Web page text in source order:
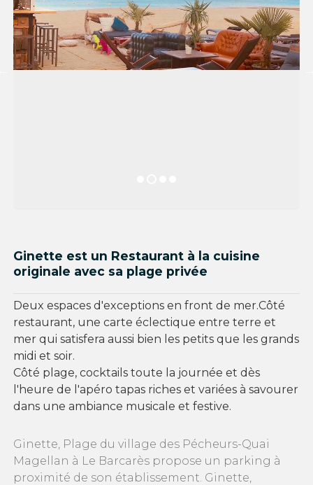
Ginette est un Restaurant à la cuisine
originale avec sa plage privée
Deux espaces d'exceptions en front de mer.Côté
restaurant, une carte éclectique entre terre et
mer qui satisfera aussi bien les petits que les grands
midi et soir.
Côté plage, cocktails toute la journée et dès
l'heure de l'apéro tapas riches et variées à savourer
dans une ambiance musicale et festive.
Ginette, Plage du village des Pécheurs-Quai
Magellan à Le Barcarès propose un parking à
proximité de son établissement. Ginette,